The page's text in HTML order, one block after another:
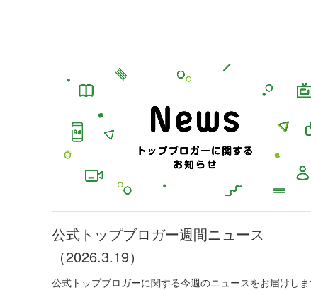
公式トップブロガー週間ニュース
（2026.3.19）
公式トップブロガーに関する今週のニュースをお届けしま